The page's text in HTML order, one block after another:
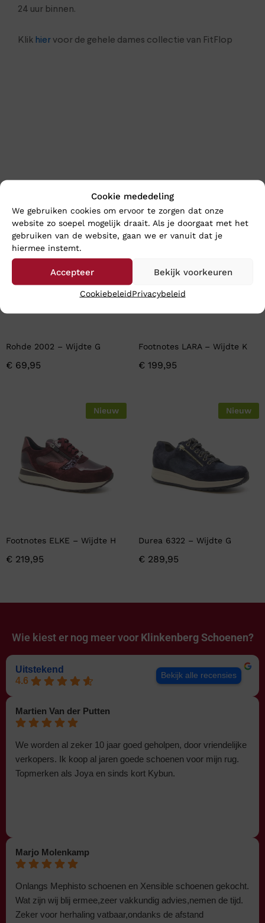
Cookie mededeling
We gebruiken cookies om ervoor te zorgen dat onze
website zo soepel mogelijk draait. Als je doorgaat met het
gebruiken van de website, gaan we er vanuit dat je
hiermee instemt.
Accepteer Bekijk voorkeuren
CookiebeleidPrivacybeleid
24 uur binnen.
Klik hiervoor de gehele dames collectie van FitFlop
En wat vind u van deze?
Nieuw
Rohde 2002 – Wijdte G
€ 69,95
Footnotes LARA – Wijdte K
€ 199,95
Nieuw
Footnotes ELKE – Wijdte H
€ 219,95
Nieuw
Durea 6322 – Wijdte G
€ 289,95
Wie kiest er nog meer voor Klinkenberg Schoenen?
Uitstekend
4.6
Bekijk alle recensies
Martien Van der Putten
We worden al zeker 10 jaar goed geholpen, door vriendelijke
verkopers. Ik koop al jaren goede schoenen voor mijn rug.
Topmerken als Joya en sinds kort Kybun.
Marjo Molenkamp
Onlangs Mephisto schoenen en Xensible schoenen gekocht.
Wat zijn wij blij ermee,zeer vakkundig advies,nemen de tijd.
Zeker voor herhaling vatbaar,ondanks de afstand